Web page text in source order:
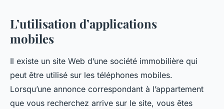
L’utilisation d’applications
mobiles
Il existe un site Web d’une société immobilière qui
peut être utilisé sur les téléphones mobiles.
Lorsqu’une annonce correspondant à l’appartement
que vous recherchez arrive sur le site, vous êtes